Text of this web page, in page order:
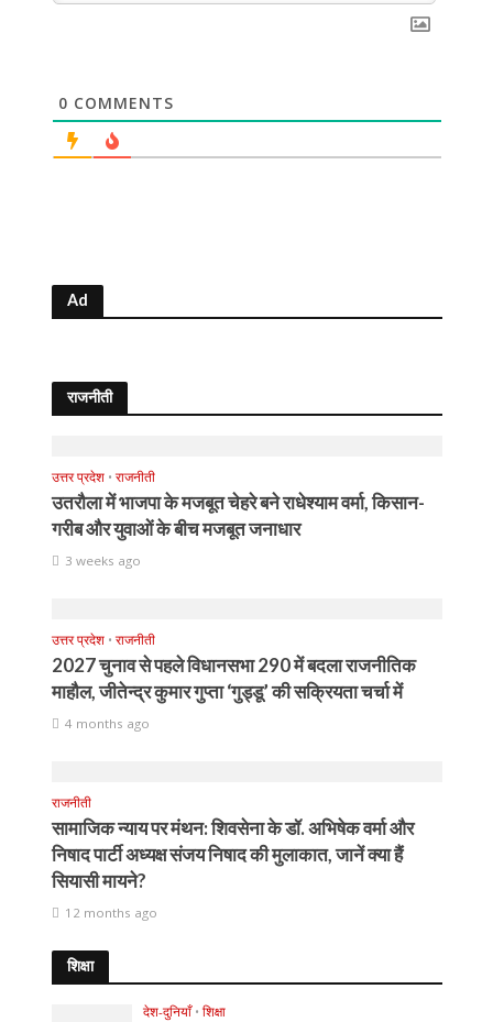
0 COMMENTS
Ad
राजनीती
उत्तर प्रदेश • राजनीती
उतरौला में भाजपा के मजबूत चेहरे बने राधेश्याम वर्मा, किसान-
गरीब और युवाओं के बीच मजबूत जनाधार
3 weeks ago
उत्तर प्रदेश • राजनीती
2027 चुनाव से पहले विधानसभा 290 में बदला राजनीतिक
माहौल, जीतेन्द्र कुमार गुप्ता ‘गुड्डू’ की सक्रियता चर्चा में
4 months ago
राजनीती
सामाजिक न्याय पर मंथन: शिवसेना के डॉ. अभिषेक वर्मा और
निषाद पार्टी अध्यक्ष संजय निषाद की मुलाकात, जानें क्या हैं
सियासी मायने?
12 months ago
शिक्षा
देश-दुनियाँ • शिक्षा